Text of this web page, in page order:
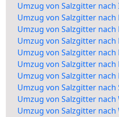
Umzug von Salzgitter
Umzug von Salzgitter nach
Umzug von Salzgitter nach
Umzug von Salzgitter nach
Umzug von Salzgitter
Umzug von Salzgitter
Umzug von Salzgitter nach
Umzug von Salzgitter nach
Umzug von Salzgitter nach
Umzug von Salzgitter nach